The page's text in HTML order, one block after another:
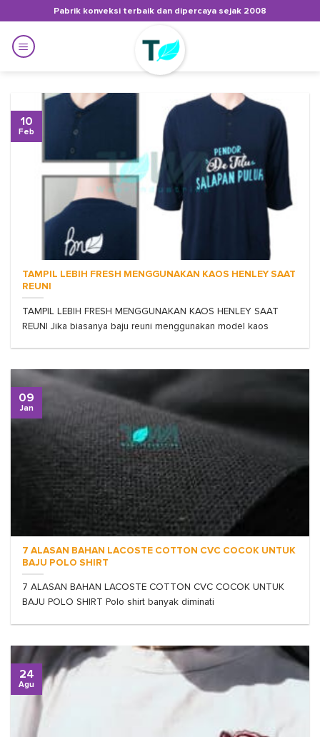
to
content
Pabrik konveksi terbaik dan dipercaya sejak 2008
TAMPIL LEBIH FRESH MENGGUNAKAN KAOS HENLEY SAAT
REUNI
TAMPIL LEBIH FRESH MENGGUNAKAN KAOS HENLEY SAAT
REUNI Jika biasanya baju reuni menggunakan model kaos
10
Feb
7 ALASAN BAHAN LACOSTE COTTON CVC COCOK UNTUK
BAJU POLO SHIRT
7 ALASAN BAHAN LACOSTE COTTON CVC COCOK UNTUK
BAJU POLO SHIRT Polo shirt banyak diminati
09
Jan
24
Agu